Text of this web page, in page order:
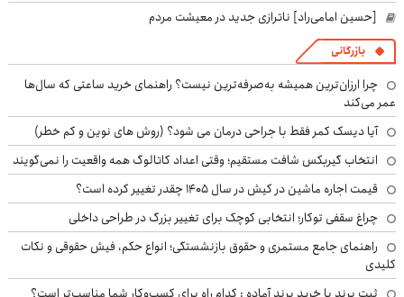
[حسین امامی‌راد] ناترازی جدید در معیشت مردم
بازرگانی
چرا ارزان‌ترین همیشه به‌صرفه‌ترین نیست؟ راهنمای خرید ساعتی که سال‌ها
عمر می‌کند
آیا دیسک کمر فقط با جراحی درمان می شود؟ (روش های نوین و کم خطر)
انتخاب گیربکس شافت مستقیم؛ وقتی اعداد کاتالوگ همه واقعیت را نمی‌گویند
قیمت اجاره ماشین در کیش در سال ۱۴۰۵ چقدر تغییر کرده است؟
چراغ سقفی توکار؛ انتخابی کوچک برای تغییر بزرگ در طراحی داخلی
راهنمای جامع مستمری و حقوق بازنشستگی؛ انواع حکم، فیش حقوقی و نکات
کلیدی